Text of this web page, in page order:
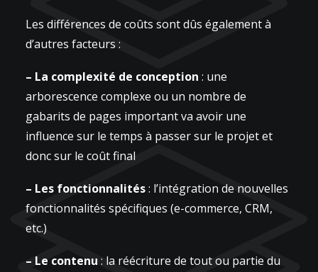
Les différences de coûts sont dûs également à
d’autres facteurs :
– La complexité de conception : une
arborescence complexe ou un nombre de
gabarits de pages important va avoir une
influence sur le temps à passer sur le projet et
donc sur le coût final
– Les fonctionnalités: l’intégration de nouvelles
fonctionnalités spécifiques (e-commerce, CRM,
etc.)
– Le contenu : la réécriture de tout ou partie du